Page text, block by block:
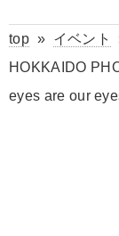
top» イベント
HOKKAIDO
eyes are our